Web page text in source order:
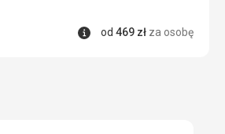
Informacje
od 469 zł za osobę